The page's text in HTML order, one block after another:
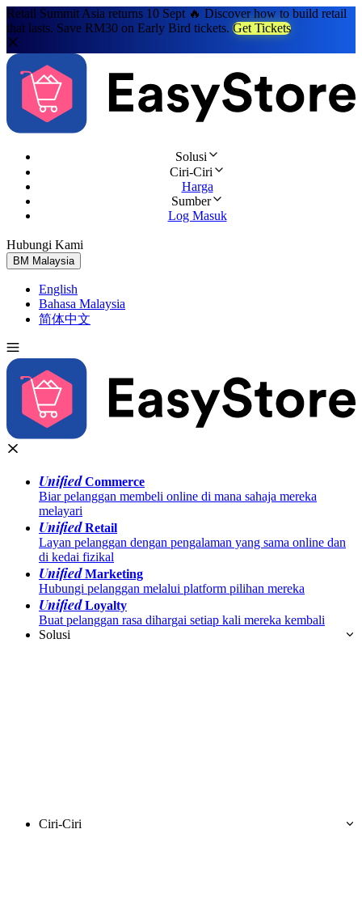
Retail Summit Asia returns 10 Sept 🔥 Discover how to build retail
that lasts. Save RM30 on Early Bird tickets. Get Tickets
Solusi
Ciri-Ciri
Harga
Sumber
Log Masuk
Hubungi Kami
BM Malaysia
English
Bahasa Malaysia
简体中文
UnifiedCommerce
Biar pelanggan membeli online di mana sahaja mereka
melayari
UnifiedRetail
Layan pelanggan dengan pengalaman yang sama online dan
di kedai fizikal
UnifiedMarketing
Hubungi pelanggan melalui platform pilihan mereka
UnifiedLoyalty
Buat pelanggan rasa dihargai setiap kali mereka kembali
Solusi
Ciri-Ciri